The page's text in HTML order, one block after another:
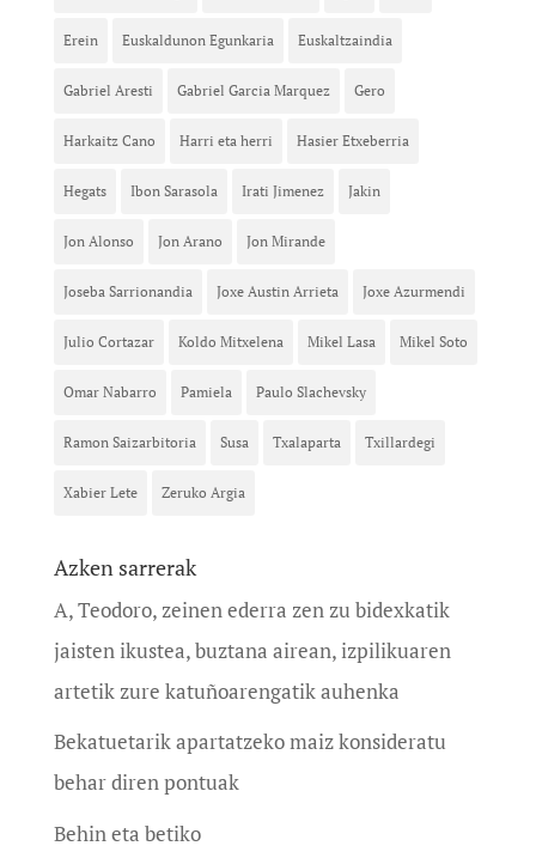
Erein Euskaldunon Egunkaria Euskaltzaindia
Gabriel Aresti Gabriel Garcia Marquez Gero
Harkaitz Cano Harri eta herri Hasier Etxeberria
Hegats Ibon Sarasola Irati Jimenez Jakin
Jon Alonso Jon Arano Jon Mirande
Joseba Sarrionandia Joxe Austin Arrieta Joxe Azurmendi
Julio Cortazar Koldo Mitxelena Mikel Lasa Mikel Soto
Omar Nabarro Pamiela Paulo Slachevsky
Ramon Saizarbitoria Susa Txalaparta Txillardegi
Xabier Lete Zeruko Argia
Azken sarrerak
A, Teodoro, zeinen ederra zen zu bidexkatik
jaisten ikustea, buztana airean, izpilikuaren
artetik zure katuñoarengatik auhenka
Bekatuetarik apartatzeko maiz konsideratu
behar diren pontuak
Behin eta betiko